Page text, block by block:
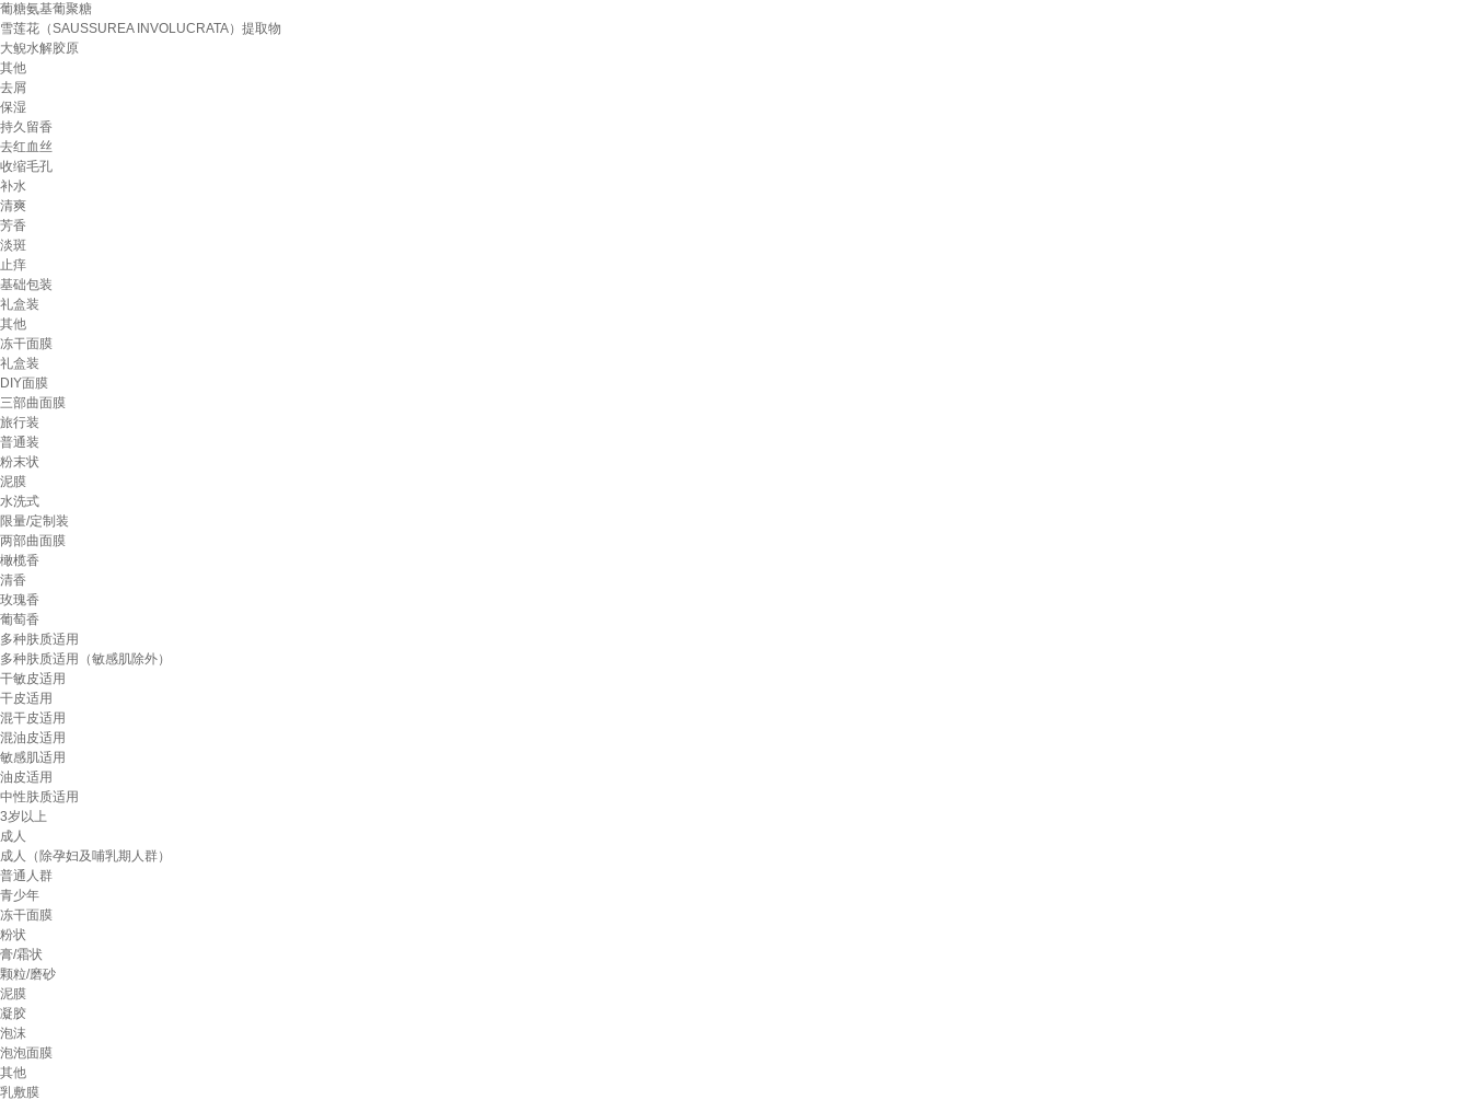
葡糖氨基葡聚糖
雪莲花（SAUSSUREA INVOLUCRATA）提取物
大鲵水解胶原
其他
去屑
保湿
持久留香
去红血丝
收缩毛孔
补水
清爽
芳香
淡斑
止痒
基础包装
礼盒装
其他
冻干面膜
礼盒装
DIY面膜
三部曲面膜
旅行装
普通装
粉末状
泥膜
水洗式
限量/定制装
两部曲面膜
橄榄香
清香
玫瑰香
葡萄香
多种肤质适用
多种肤质适用（敏感肌除外）
干敏皮适用
干皮适用
混干皮适用
混油皮适用
敏感肌适用
油皮适用
中性肤质适用
3岁以上
成人
成人（除孕妇及哺乳期人群）
普通人群
青少年
冻干面膜
粉状
膏/霜状
颗粒/磨砂
泥膜
凝胶
泡沫
泡泡面膜
其他
乳敷膜